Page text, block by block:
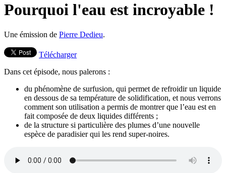
Pourquoi l'eau est incroyable !
Une émission de Pierre Dedieu.
Télécharger
Dans cet épisode, nous palerons :
du phénomène de surfusion, qui permet de refroidir un liquide
en dessous de sa température de solidification, et nous verrons
comment son utilisation a permis de montrer que l’eau est en
fait composée de deux liquides différents ;
de la structure si particulière des plumes d’une nouvelle
espèce de paradisier qui les rend super-noires.